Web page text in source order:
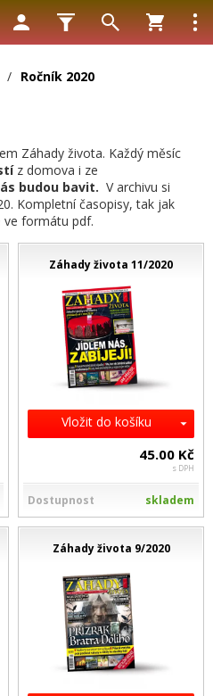
/ Ročník 2020
Záhady života. Každý měsíc
z domova i ze
budou bavit. V archivu si
Kompletní časopisy, tak jak
ve formátu pdf.
Záhady života 11/2020
Vložit do košíku
45.00 Kč
s DPH
Dostupnost skladem
Záhady života 9/2020